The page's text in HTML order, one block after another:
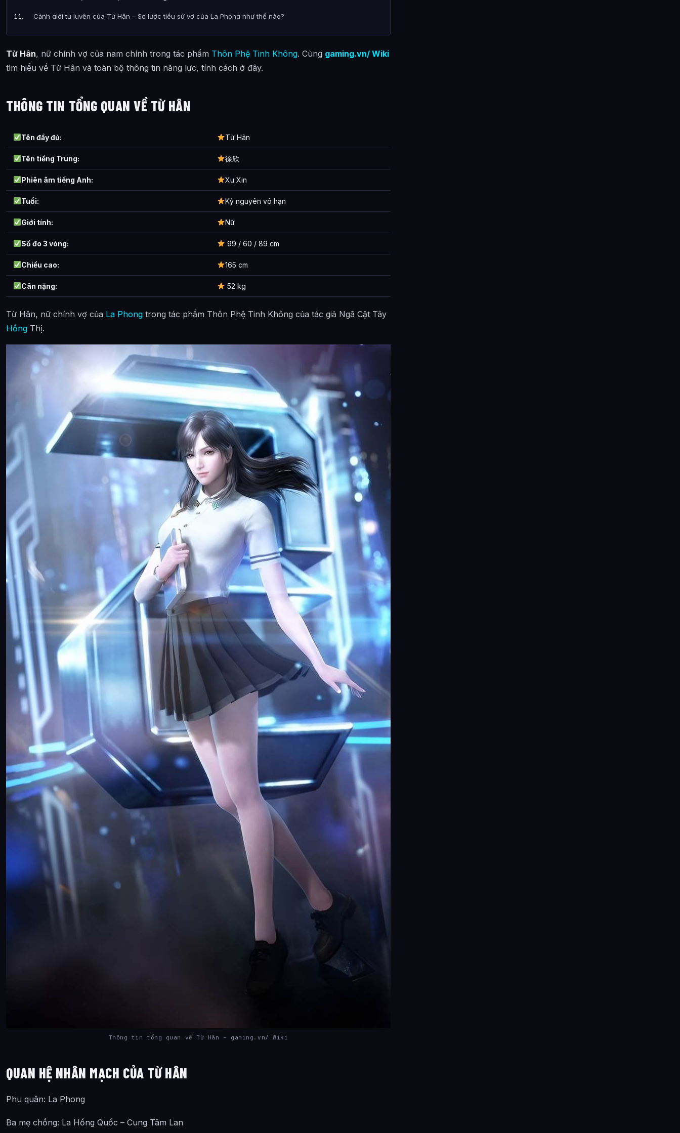
Cảnh giới tu luyện của Từ Hân – Sơ lược tiểu sử vợ của La Phong như thế nào?
Thông tin về Từ Hân – Sơ lược tiểu sử vợ của La Phong được tổng hợp từ đâu?
Từ Hân, nữ chính vợ của nam chính trong tác phẩm Thôn Phệ Tinh Không. Cùng gaming.vn/ Wiki
tìm hiểu về Từ Hân và toàn bộ thông tin năng lực, tính cách ở đây.
THÔNG TIN TỔNG QUAN VỀ TỪ HÂN
Tên đầy đủ: Từ Hân
Tên tiếng Trung: 徐欣
Phiên âm tiếng Anh: Xu Xin
Tuổi: Kỷ nguyên vô hạn
Giới tính: Nữ
Số đo 3 vòng: 99 / 60 / 89 cm
Chiều cao: 165 cm
Cân nặng: 52 kg
Từ Hân, nữ chính vợ của La Phong trong tác phẩm Thôn Phệ Tinh Không của tác giả Ngã Cật Tây
Hồng Thị.
Thông tin tổng quan về Từ Hân – gaming.vn/ Wiki
QUAN HỆ NHÂN MẠCH CỦA TỪ HÂN
Phu quân: La Phong
Ba mẹ chồng: La Hồng Quốc – Cung Tâm Lan